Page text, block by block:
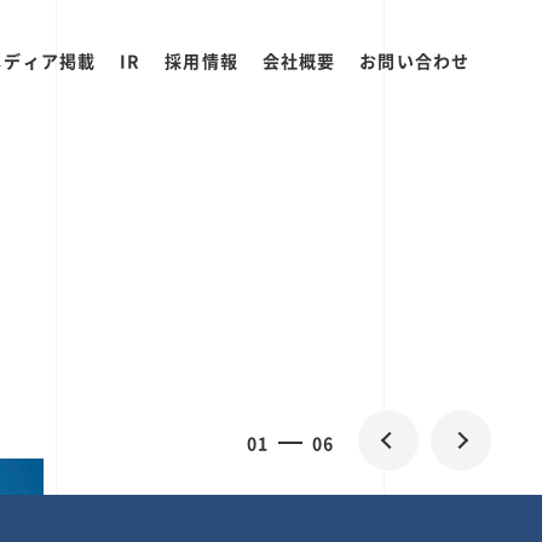
ィア掲載 IR 採用情報 会社概要 お問い合わせ
01 06